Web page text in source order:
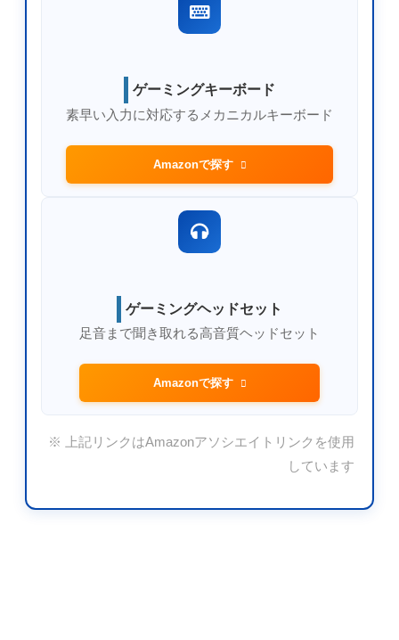
ゲーミングキーボード
素早い入力に対応するメカニカルキーボード
Amazonで探す
ゲーミングヘッドセット
足音まで聞き取れる高音質ヘッドセット
Amazonで探す
※ 上記リンクはAmazonアソシエイトリンクを使用
しています